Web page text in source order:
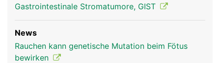
Gastrointestinale Stromatumore, GIST
News
Rauchen kann genetische Mutation beim Fötus
bewirken